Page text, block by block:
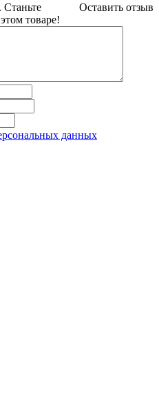
Оставить отзыв
Станьте
товаре!
данных